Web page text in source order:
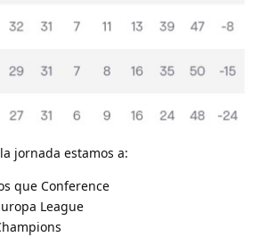
jornada estamos a:
que Conference
League